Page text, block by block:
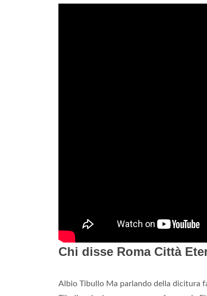
Chi disse Roma Città
Albio Tibullo Ma parlando della dicitura